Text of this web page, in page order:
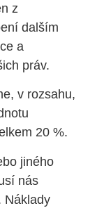
z
dalším
a
práv.
v rozsahu,
20 %.
jiného
nás
Náklady